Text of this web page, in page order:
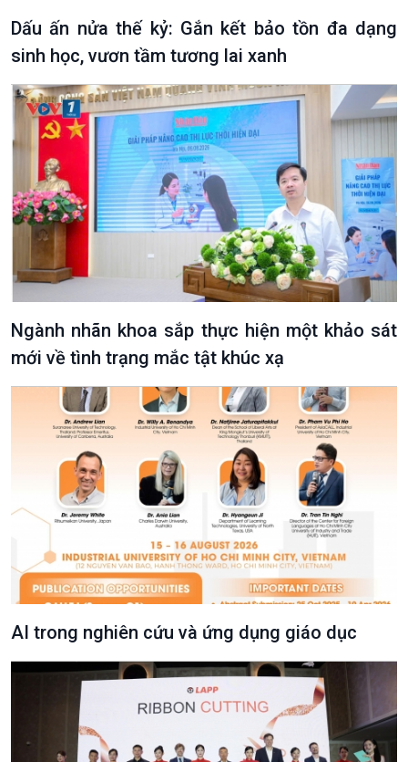
Chuyên gia của bạn
Xã hội chuyển động
Dấu ấn nửa thế kỷ: Gắn kết bảo tồn đa dạng
sinh học, vươn tầm tương lai xanh
Ngành nhãn khoa sắp thực hiện một khảo sát
mới về tình trạng mắc tật khúc xạ
AI trong nghiên cứu và ứng dụng giáo dục